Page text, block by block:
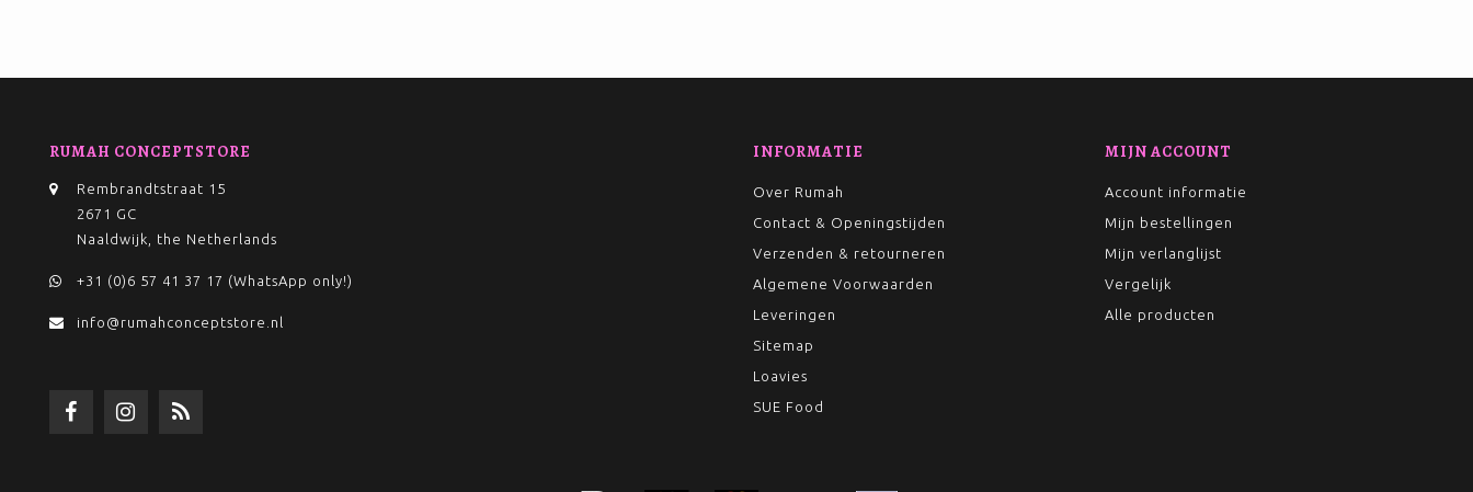
RUMAH CONCEPTSTORE
Rembrandtstraat 15
2671 GC
Naaldwijk, the Netherlands
+31 (0)6 57 41 37 17 (WhatsApp only!)
info@rumahconceptstore.nl
INFORMATIE
Over Rumah
Contact & Openingstijden
Verzenden & retourneren
Algemene Voorwaarden
Leveringen
Sitemap
Loavies
SUE Food
MIJN ACCOUNT
Account informatie
Mijn bestellingen
Mijn verlanglijst
Vergelijk
Alle producten